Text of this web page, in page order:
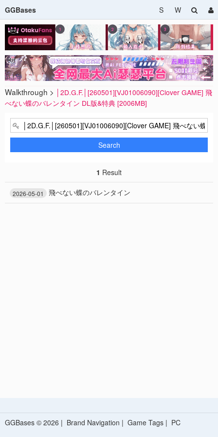
GGBases S W
Walkthrough > │2D.G.F.│[260501][VJ01006090][Clover GAME] 飛
べない蝶のバレンタイン DL版&特典 [2006MB]
Search
1 Result
2026-05-01 飛べない蝶のバレンタイン
GGBases © 2026 | Brand Navigation | Game Tags | PC